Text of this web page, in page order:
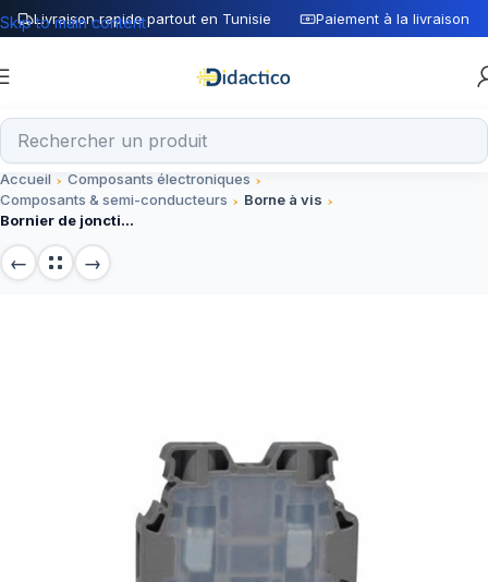
Livraison rapide partout en Tunisie Paiement à la livraison
Skip to main content
Accueil
Composants électroniques
Composants & semi-conducteurs
Borne à vis
Bornier de jonction électrique Onka 2.5mm² – Module de connectique sécurisée